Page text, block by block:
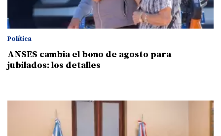
Política
ANSES cambia el bono de agosto para
jubilados: los detalles